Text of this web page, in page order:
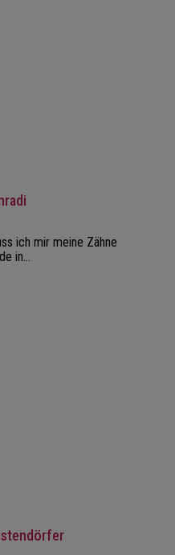
ich mir meine Zähne
in…